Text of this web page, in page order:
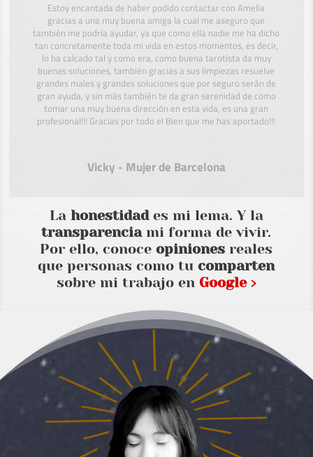
Estoy encantada de haber podido contactar con Amelia
gracias a una muy buena amiga la cual me aseguro que
también me podría ayudar, ya que como ella nadie me ha dicho
tan concretamente toda mi vida en estos momentos, es decir,
lo ha calcado tal y como era, como buena tarotista da muy
buenas soluciones, también gracias a sus limpiezas resuelve
grandes males y grandes soluciones que por seguro serán de
gran ayuda, y sin más también te da gran serenidad de como
tomar una muy buena dirección en esta vida, es una gran
profesional!!! Gracias por todo el Bien que me has aportado!!!
Vicky - Mujer de Barcelona
La honestidades mi lema. Y la
transparenciami forma de vivir.
Por ello, conoceopiniones reales
que personas como tucomparten
sobre mi trabajo en Google ›